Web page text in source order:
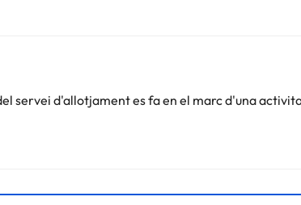
servei d'allotjament es fa en el marc d'una